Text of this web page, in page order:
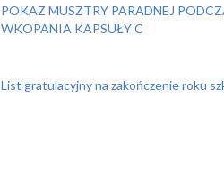
POKAZ MUSZTRY PARADNEJ
WKOPANIA KAPSUŁY C
List gratulacyjny na zakończenie roku